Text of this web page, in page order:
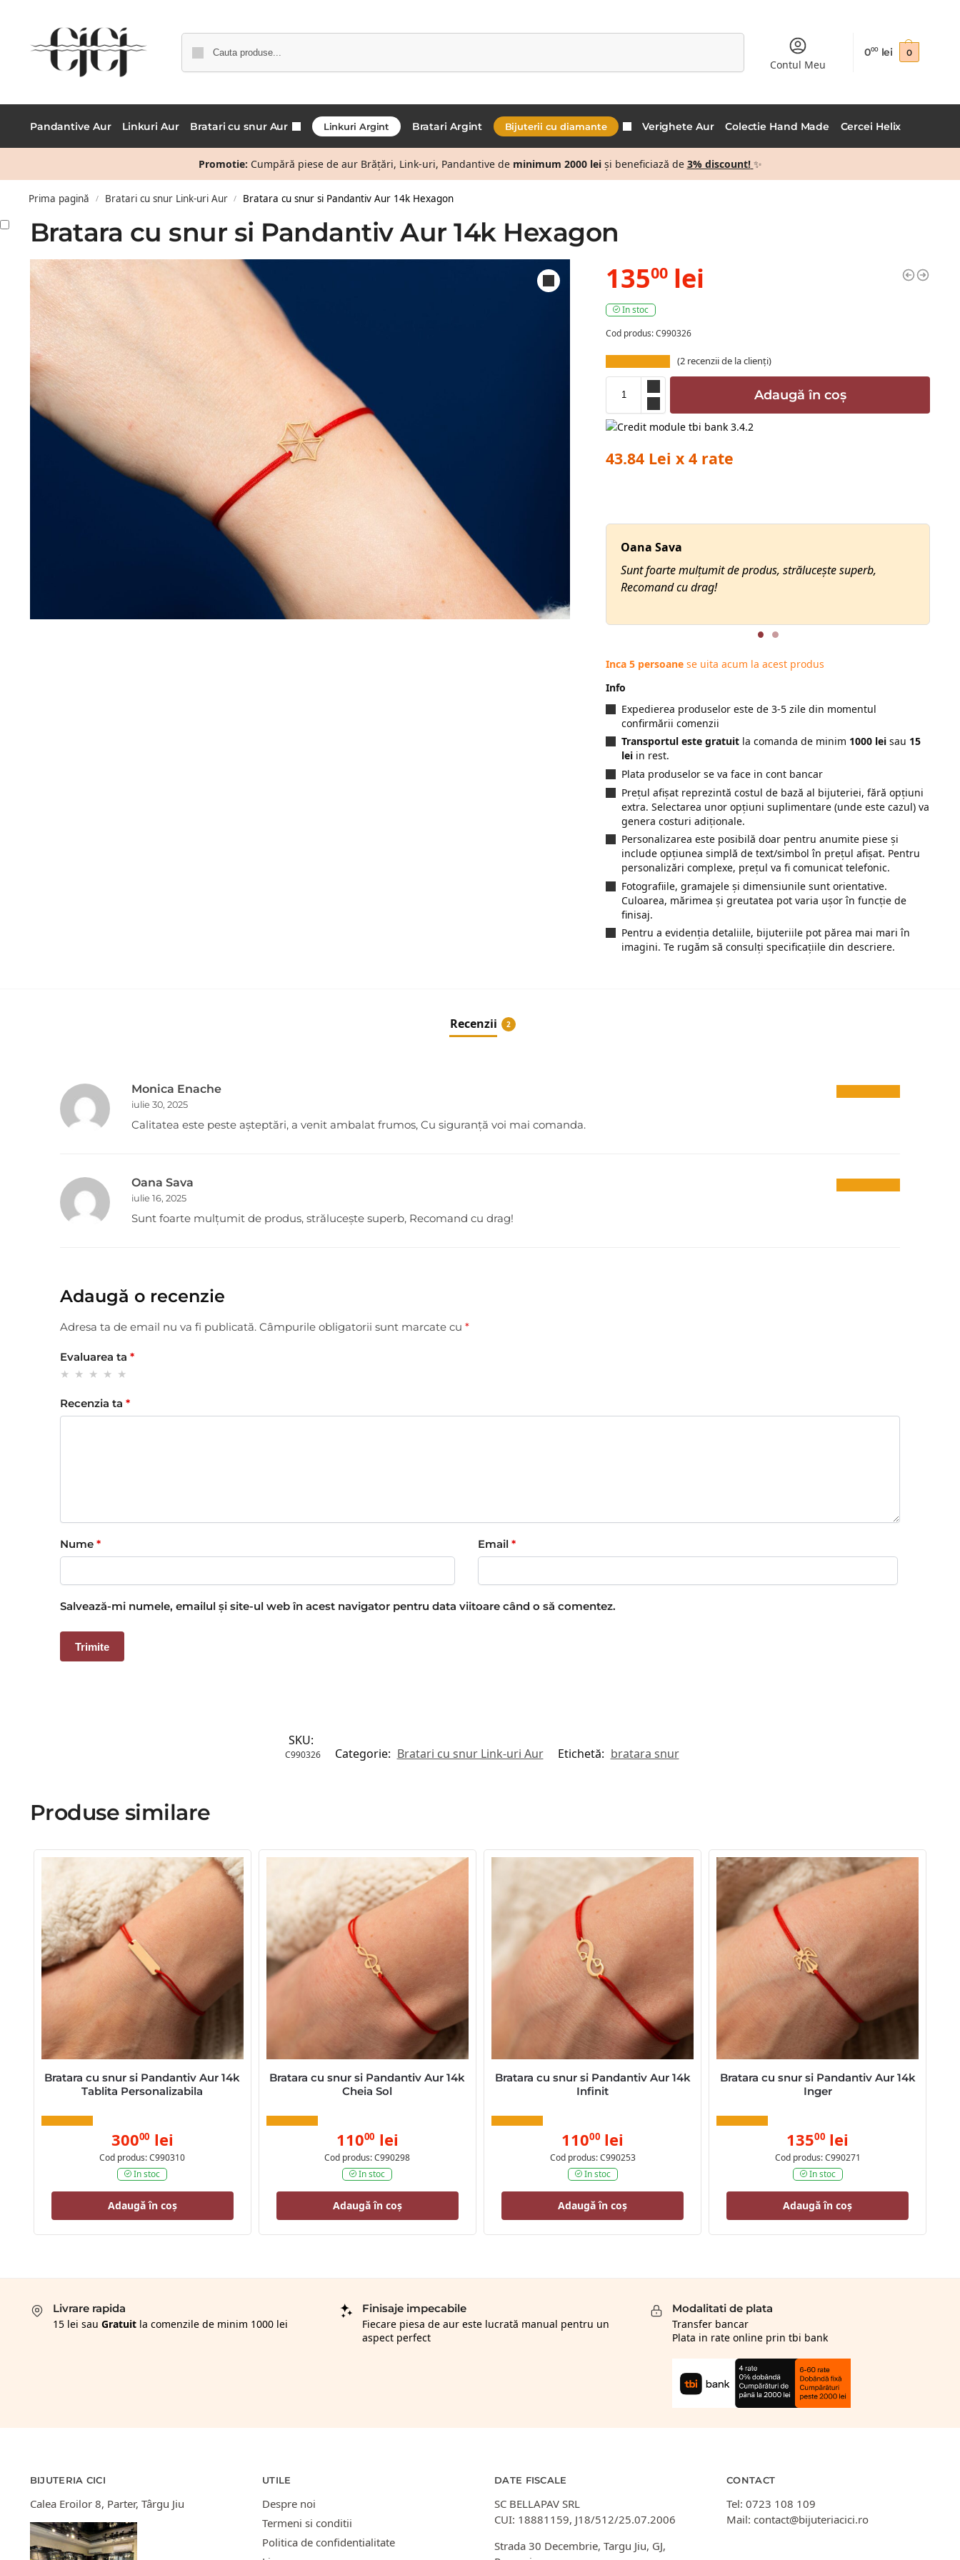
Caută
Contul Meu
000 lei 0
Pandantive Aur Linkuri Aur Bratari cu snur Aur Linkuri Argint Bratari Argint Bijuterii cu diamante Verighete Aur Colectie Hand Made Cercei Helix
Promotie: Cumpără piese de aur Brățări, Link-uri, Pandantive de minimum 2000 leiși beneficiază de 3% discount! ✨
Prima pagină / Bratari cu snur Link-uri Aur / Bratara cu snur si Pandantiv Aur 14k Hexagon
Bratara cu snur si Pandantiv Aur 14k Hexagon
13500 lei
In stoc
Cod produs: C990326
(2recenzii de la clienți)
Adaugă în coș
43.84 Lei x 4 rate
Oana Sava
Sunt foarte mulțumit de produs, strălucește superb,
Recomand cu drag!
Inca 5 persoane se uita acum la acest produs
Info
Expedierea produselor este de 3-5 zile din momentul
confirmării comenzii
Transportul este gratuit la comanda de minim 1000 lei sau 15
lei in rest.
Plata produselor se va face in cont bancar
Prețul afișat reprezintă costul de bază al bijuteriei, fără opțiuni
extra. Selectarea unor opțiuni suplimentare (unde este cazul) va
genera costuri adiționale.
Personalizarea este posibilă doar pentru anumite piese și
include opțiunea simplă de text/simbol în prețul afișat. Pentru
personalizări complexe, prețul va fi comunicat telefonic.
Fotografiile, gramajele și dimensiunile sunt orientative.
Culoarea, mărimea și greutatea pot varia ușor în funcție de
finisaj.
Pentru a evidenția detaliile, bijuteriile pot părea mai mari în
imagini. Te rugăm să consulți specificațiile din descriere.
Recenzii 2
Monica Enache
iulie 30, 2025
Calitatea este peste așteptări, a venit ambalat frumos, Cu siguranță voi mai comanda.
Oana Sava
iulie 16, 2025
Sunt foarte mulțumit de produs, strălucește superb, Recomand cu drag!
Adaugă o recenzie
Adresa ta de email nu va fi publicată. Câmpurile obligatorii sunt marcate cu *
Evaluarea ta *
Recenzia ta *
Nume * Email *
Salvează-mi numele, emailul și site-ul web în acest navigator pentru data viitoare când o să comentez.
SKU:
C990326 Categorie: Bratari cu snur Link-uri Aur Etichetă: bratara snur
Produse similare
Bratara cu snur si Pandantiv Aur 14k
Tablita Personalizabila
30000 lei
Cod produs: C990310
In stoc
Adaugă în coș
Bratara cu snur si Pandantiv Aur 14k
Cheia Sol
11000 lei
Cod produs: C990298
In stoc
Adaugă în coș
Bratara cu snur si Pandantiv Aur 14k
Infinit
11000 lei
Cod produs: C990253
In stoc
Adaugă în coș
Bratara cu snur si Pandantiv Aur 14k
Inger
13500 lei
Cod produs: C990271
In stoc
Adaugă în coș
Livrare rapida
15 lei sau Gratuitla comenzile de minim 1000 lei
Finisaje impecabile
Fiecare piesa de aur este lucrată manual pentru un
aspect perfect
Modalitati de plata
Transfer bancar
Plata in rate online prin tbi bank
BIJUTERIA CICI
Calea Eroilor 8, Parter, Târgu Jiu
UTILE
Despre noi
Termeni si conditii
Politica de confidentialitate
DATE FISCALE
SC BELLAPAV SRL
CUI: 18881159, J18/512/25.07.2006
Strada 30 Decembrie, Targu Jiu, GJ,
CONTACT
Tel:0723 108 109
Mail:contact@bijuteriacici.ro